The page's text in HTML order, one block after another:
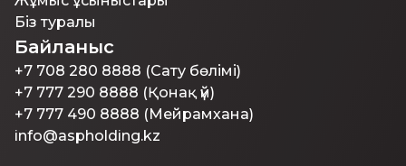
Біз туралы
Байланыс
+7 708 280 8888 (Сату бөлімі)
+7 777 290 8888 (Қонақ үй)
+7 777 490 8888 (Мейрамхана)
info@aspholding.kz